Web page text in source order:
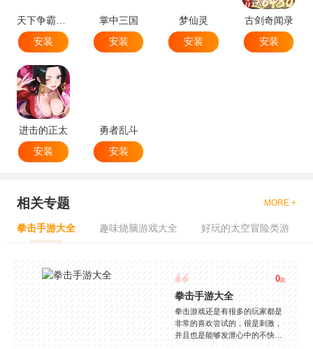
天下争霸三国志
安装
掌中三国
安装
梦仙灵
安装
古剑奇闻录
安装
进击的正太
安装
勇者乱斗
安装
相关专题 MORE +
拳击手游大全 趣味烧脑游戏大全 好玩的太空冒险类游
0款
拳击手游大全
拳击游戏还是有很多的玩家都是
非常的喜欢尝试的，很是刺激，
并且也是能够发泄心中的不快